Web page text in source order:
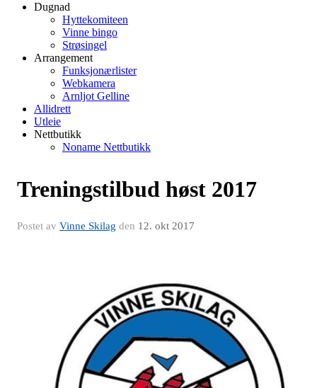
Dugnad
Hyttekomiteen
Vinne bingo
Strøsingel
Arrangement
Funksjonærlister
Webkamera
Arnljot Gelline
Allidrett
Utleie
Nettbutikk
Noname Nettbutikk
Treningstilbud høst 2017
Postet av Vinne Skilag den 12. okt 2017